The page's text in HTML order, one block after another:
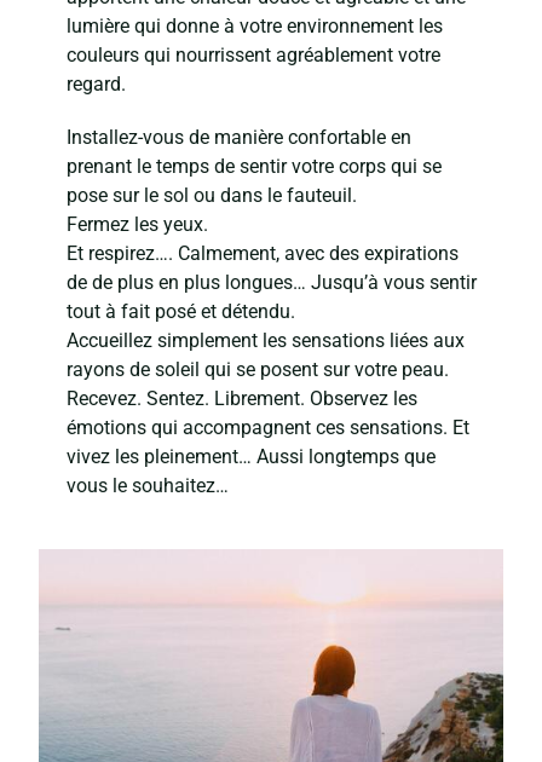
lumière qui donne à votre environnement les
couleurs qui nourrissent agréablement votre
regard.
Installez-vous de manière confortable en
prenant le temps de sentir votre corps qui se
pose sur le sol ou dans le fauteuil.
Fermez les yeux.
Et respirez…. Calmement, avec des expirations
de de plus en plus longues… Jusqu’à vous sentir
tout à fait posé et détendu.
Accueillez simplement les sensations liées aux
rayons de soleil qui se posent sur votre peau.
Recevez. Sentez. Librement. Observez les
émotions qui accompagnent ces sensations. Et
vivez les pleinement… Aussi longtemps que
vous le souhaitez…